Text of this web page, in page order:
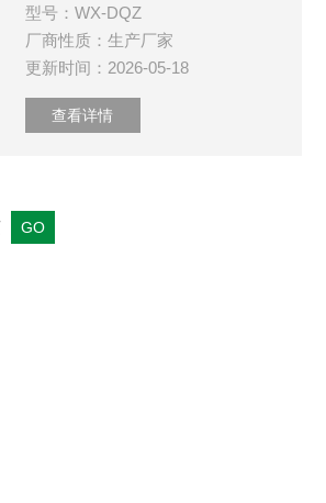
型号：WX-DQZ
厂商性质：生产厂家
更新时间：2026-05-18
查看详情